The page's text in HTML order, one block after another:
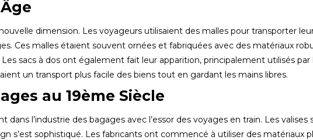
dimension. Les voyageurs utilisaient des malles pour transporter
Ces malles étaient souvent ornées et fabriquées avec des matériaux
sacs à dos ont également fait leur apparition, principalement utilisés par
un transport plus facile des biens tout en gardant les mains libres.
au 19ème Siècle
dans l’industrie des bagages avec l’essor des voyages en train. Les valises
s’est sophistiqué. Les fabricants ont commencé à utiliser des matériaux